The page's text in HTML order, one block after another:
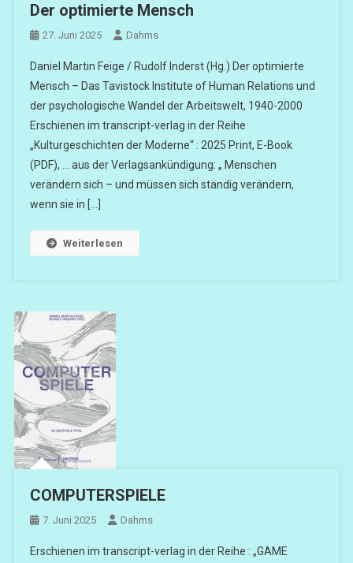
Der optimierte Mensch
27. Juni 2025 Dahms
Daniel Martin Feige / Rudolf Inderst (Hg.) Der optimierte
Mensch – Das Tavistock Institute of Human Relations und
der psychologische Wandel der Arbeitswelt, 1940-2000
Erschienen im transcript-verlag in der Reihe
„Kulturgeschichten der Moderne“ : 2025 Print, E-Book
(PDF), … aus der Verlagsankündigung: „ Menschen
verändern sich – und müssen sich ständig verändern,
wenn sie in […]
Weiterlesen
COMPUTERSPIELE
7. Juni 2025 Dahms
Erschienen im transcript-verlag in der Reihe : „GAME